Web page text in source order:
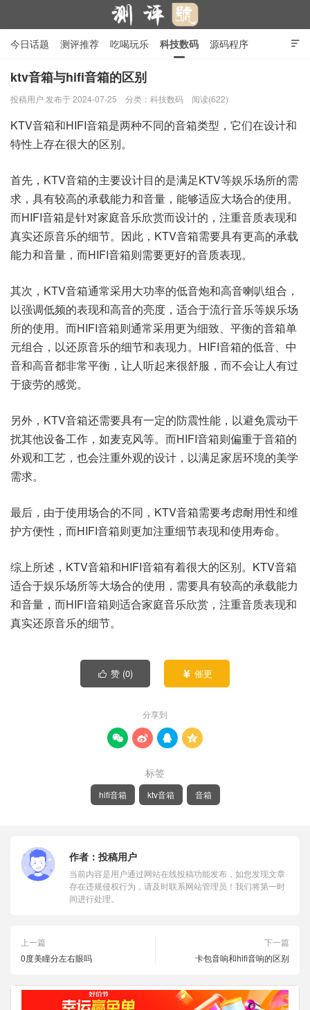

今日话题 测评推荐 吃喝玩乐 科技数码 源码程序
行业产品 在线投稿 隐私政策
ktv音箱与hifi音箱的区别
投稿用户 发布于 2024-07-25 分类： 科技数码 阅读(622)
KTV音箱和HIFI音箱是两种不同的音箱类型，它们在设计和
特性上存在很大的区别。
首先，KTV音箱的主要设计目的是满足KTV等娱乐场所的需
求，具有较高的承载能力和音量，能够适应大场合的使用。
而HIFI音箱是针对家庭音乐欣赏而设计的，注重音质表现和
真实还原音乐的细节。因此，KTV音箱需要具有更高的承载
能力和音量，而HIFI音箱则需要更好的音质表现。
其次，KTV音箱通常采用大功率的低音炮和高音喇叭组合，
以强调低频的表现和高音的亮度，适合于流行音乐等娱乐场
所的使用。而HIFI音箱则通常采用更为细致、平衡的音箱单
元组合，以还原音乐的细节和表现力。HIFI音箱的低音、中
音和高音都非常平衡，让人听起来很舒服，而不会让人有过
于疲劳的感觉。
另外，KTV音箱还需要具有一定的防震性能，以避免震动干
扰其他设备工作，如麦克风等。而HIFI音箱则偏重于音箱的
外观和工艺，也会注重外观的设计，以满足家居环境的美学
需求。
最后，由于使用场合的不同，KTV音箱需要考虑耐用性和维
护方便性，而HIFI音箱则更加注重细节表现和使用寿命。
综上所述，KTV音箱和HIFI音箱有着很大的区别。KTV音箱
适合于娱乐场所等大场合的使用，需要具有较高的承载能力
和音量，而HIFI音箱则适合家庭音乐欣赏，注重音质表现和
真实还原音乐的细节。
 赞 (0)  催更
分享到
   
标签
hifi音箱 ktv音箱 音箱
作者： 投稿用户
当前内容是用户通过网站在线投稿功能发布，如您发现文章
存在违规侵权行为，请及时联系网站管理员！我们将第一时
间进行处理。
上一篇
0度美瞳分左右眼吗
下一篇
卡包音响和hifi音响的区别